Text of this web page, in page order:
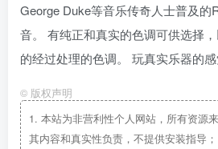
George Duke等音乐传奇人士普及的
音。 有纯正和真实的色调可供选择
的经过处理的色调。 玩真实乐器的感
© 版权声明
1. 本站为非营利性个人网站，所有资源
其内容和真实性负责，不提供安装指导；